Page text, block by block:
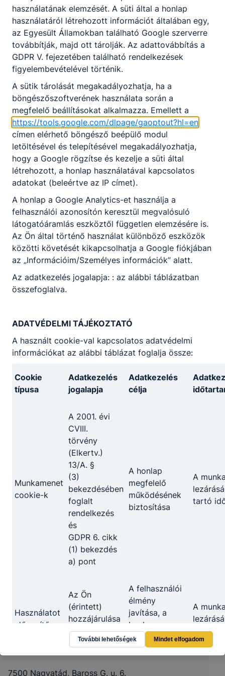
Széchenyi 2020 projektek
További projektjeink
EFOP-3.1.10-17-2017-00034
Továbbtanulást erősítő kezdeményezések a Kaposvári
SZC Nagyatádi Szakképző Iskolában
Bővebben a projektről
1
Partnereink
Kaposvári SZC Nagyatádi Szakképző
7500 Nagyatád, Baross G. u. 6.
használatának elemzését. A süti által a honlap
használatáról létrehozott információt általában egy,
az Egyesült Államokban található Google szerverre
továbbítják, majd ott tárolják. Az adattovábbítás a
GDPR V. fejezetében található rendelkezések
figyelembevételével történik.
A sütik tárolását megakadályozhatja, ha a
böngészőszoftverének használata során a
megfelelő beállításokat alkalmazza. Emellett a
https://tools.google.com/dlpage/gaoptout?hl=en
címen elérhető böngésző beépülő modul
letöltésével és telepítésével megakadályozhatja,
hogy a Google rögzítse és kezelje a süti által
létrehozott, a honlap használatával kapcsolatos
adatokat (beleértve az IP címet).
A honlap a Google Analytics-et használja a
felhasználói azonosítón keresztül megvalósuló
látogatóáramlás eszköztől független elemzésére is.
Az Ön által történő használat különböző eszközök
közötti követését kikapcsolhatja a Google fiókjában
az „Információim/Személyes információk” alatt.
Az adatkezelés jogalapja: : az alábbi táblázatban
összefoglalva.
ADATVÉDELMI TÁJÉKOZTATÓ
A használt cookie-val kapcsolatos adatvédelmi
információkat az alábbi táblázat foglalja össze:
Cookie
típusa
Adatkezelés
jogalapja
Adatkezelés
célja
Munkamenet
cookie-k
A 2001. évi
CVIII.
törvény
(Elkertv.)
13/A. §
(3)
bekezdésében
foglalt
rendelkezés
és
GDPR 6. cikk
(1) bekezdés
a) pont
A honlap
megfelelő
működésének
biztosítása
A
tartó
Használatot
elősegítő
Az Ön
(érintett)
hozzájárulása
GDPR 6. cikk
(1) bekezdés
a) pont
A felhasználói
élmény
javítása, a
honlap
használatának
kényelmesebbé
A
tartó
12
További lehetőségek Mindet elfogadom